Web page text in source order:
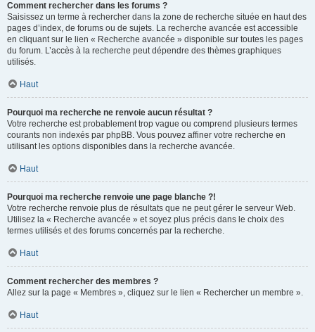
Comment rechercher dans les forums ?
Saisissez un terme à rechercher dans la zone de recherche située en haut des
pages d’index, de forums ou de sujets. La recherche avancée est accessible
en cliquant sur le lien « Recherche avancée » disponible sur toutes les pages
du forum. L’accès à la recherche peut dépendre des thèmes graphiques
utilisés.
Haut
Pourquoi ma recherche ne renvoie aucun résultat ?
Votre recherche est probablement trop vague ou comprend plusieurs termes
courants non indexés par phpBB. Vous pouvez affiner votre recherche en
utilisant les options disponibles dans la recherche avancée.
Haut
Pourquoi ma recherche renvoie une page blanche ?!
Votre recherche renvoie plus de résultats que ne peut gérer le serveur Web.
Utilisez la « Recherche avancée » et soyez plus précis dans le choix des
termes utilisés et des forums concernés par la recherche.
Haut
Comment rechercher des membres ?
Allez sur la page « Membres », cliquez sur le lien « Rechercher un membre ».
Haut